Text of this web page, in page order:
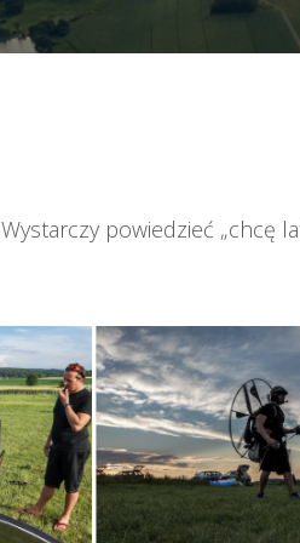
Wystarczy powiedzieć „chcę